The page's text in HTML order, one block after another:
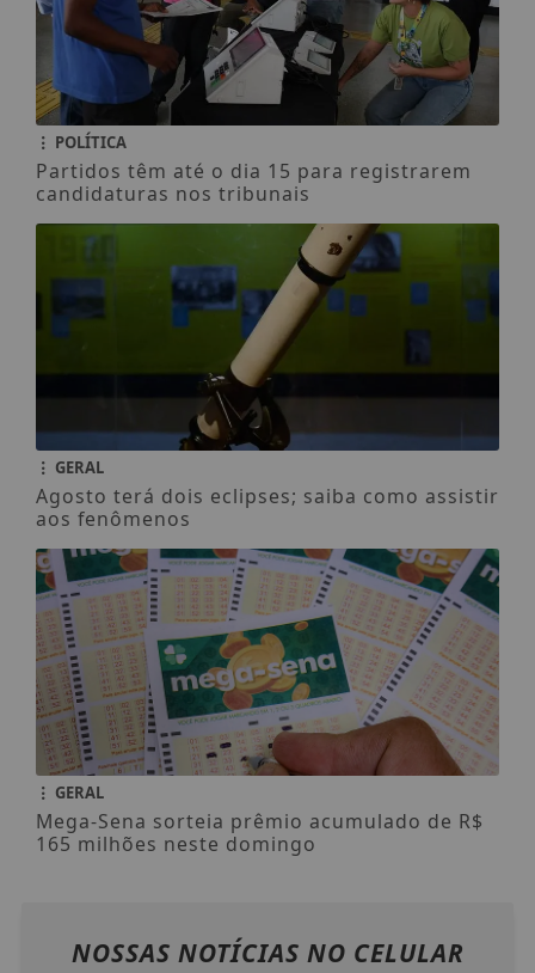
POLÍTICA
Partidos têm até o dia 15 para registrarem
candidaturas nos tribunais
GERAL
Agosto terá dois eclipses; saiba como assistir
aos fenômenos
GERAL
Mega-Sena sorteia prêmio acumulado de R$
165 milhões neste domingo
NOSSAS NOTÍCIAS NO CELULAR